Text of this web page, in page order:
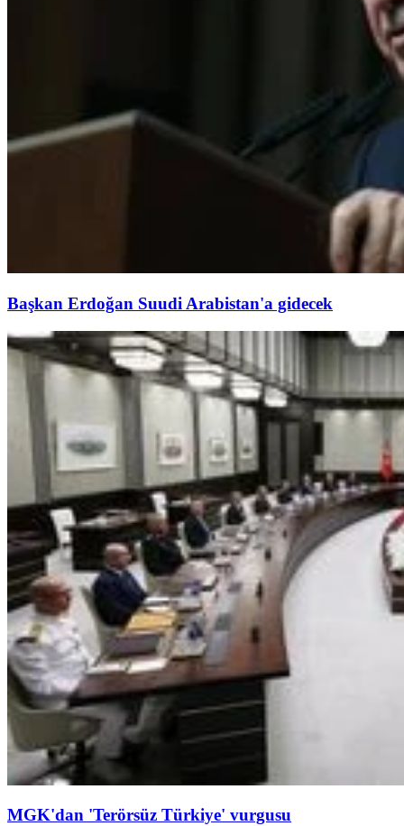
Başkan Erdoğan Suudi Arabistan'a gidecek
MGK'dan 'Terörsüz Türkiye' vurgusu